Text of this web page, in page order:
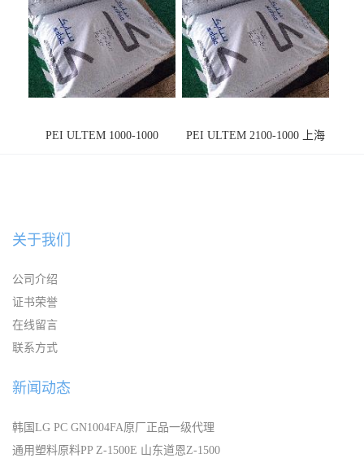
PEI ULTEM 1000-1000
PEI ULTEM 2100-1000 上海
关于我们
公司介绍
证书荣誉
在线留言
联系方式
新闻动态
韩国LG PC GN1004FA原厂正品一级代理
通用塑料原料PP Z-1500E 山东道恩Z-1500